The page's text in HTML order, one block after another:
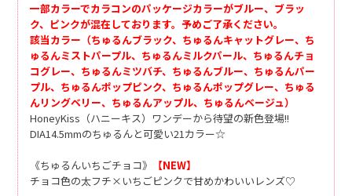
一部カラーでカラコンのパッケージカラーがブルー、ブラッ
ク、ピンクが混在しております。予めご了承ください。
該当カラー（ちゅるんブラック、ちゅるんキャットグレー、ち
ゅるんミストパープル、ちゅるんミルクパール、ちゅるんチョ
コグレー、ちゅるんミツバチ、ちゅるんブルー、ちゅるんパー
プル、ちゅるんポップピンク、ちゅるんポップグレー、ちゅる
んリングベリー、ちゅるんアップル、ちゅるんベージュ）
HoneyKiss（ハニーキス）ワンデーから待望の新色登場!!
DIA14.5mmのちゅるんと可愛い21カラー☆
《ちゅるんいちごチョコ》
【NEW】
チョコ色の太フチ×いちごピンクで甘めかわいいレンズ♡